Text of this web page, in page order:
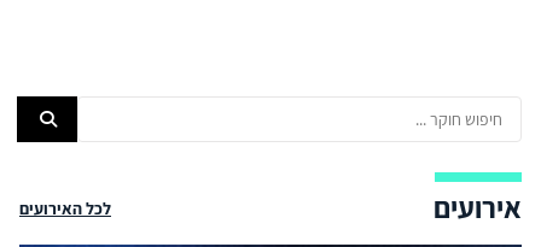
אירועים לכל האירועים